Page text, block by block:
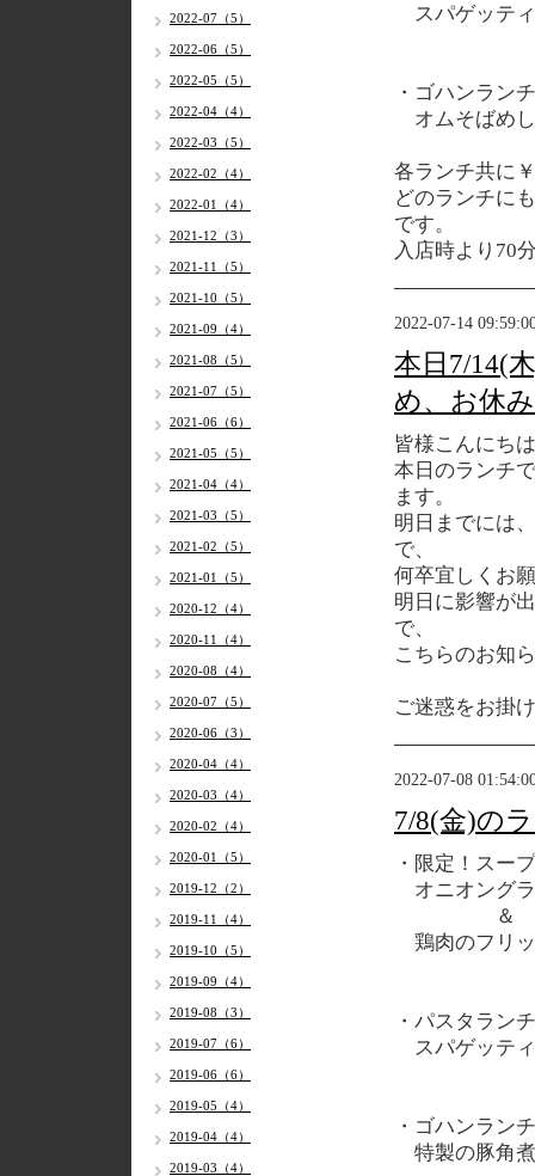
スパゲッテ
・ゴハンランチ
オムそばめし
各ランチ共に
どのランチに
です。
入店時より70
2022-07-14
本日7/14(
め、お休
皆様こんにち
本日のランチ
ます。
明日までには
で、
何卒宜しくお
明日に影響が
で、
こちらのお知
ご迷惑をお掛
2022-07-08
7/8(金)の
・限定！スー
オニオング
＆
鶏肉のフリ
・パスタランチ
スパゲッテ
・ゴハンランチ
特製の豚角
2022-07（5）
2022-06（5）
2022-05（5）
2022-04（4）
2022-03（5）
2022-02（4）
2022-01（4）
2021-12（3）
2021-11（5）
2021-10（5）
2021-09（4）
2021-08（5）
2021-07（5）
2021-06（6）
2021-05（5）
2021-04（4）
2021-03（5）
2021-02（5）
2021-01（5）
2020-12（4）
2020-11（4）
2020-08（4）
2020-07（5）
2020-06（3）
2020-04（4）
2020-03（4）
2020-02（4）
2020-01（5）
2019-12（2）
2019-11（4）
2019-10（5）
2019-09（4）
2019-08（3）
2019-07（6）
2019-06（6）
2019-05（4）
2019-04（4）
2019-03（4）